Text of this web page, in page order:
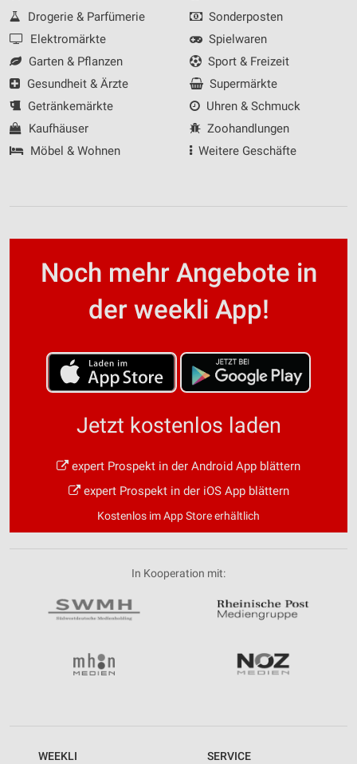
Drogerie & Parfümerie
Elektromärkte
Garten & Pflanzen
Gesundheit & Ärzte
Getränkemärkte
Kaufhäuser
Möbel & Wohnen
Sonderposten
Spielwaren
Sport & Freizeit
Supermärkte
Uhren & Schmuck
Zoohandlungen
Weitere Geschäfte
Noch mehr Angebote in
der weekli App!
Jetzt kostenlos laden
expert Prospekt in der Android App blättern
expert Prospekt in der iOS App blättern
Kostenlos im App Store erhältlich
In Kooperation mit:
WEEKLI SERVICE
Analyse von Zielgruppen durch Statistiken oder
Kombinationen von Daten aus verschiedenen
Entwicklung und Verbesserung der Angebote
Inhalten
IAB-Besonderheiten:
Werbung